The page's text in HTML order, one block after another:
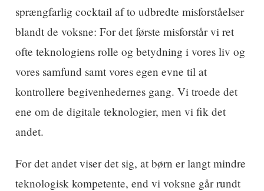
sprængfarlig cocktail af to udbredte misforståelser
blandt de voksne: For det første misforstår vi ret
ofte teknologiens rolle og betydning i vores liv og
vores samfund samt vores egen evne til at
kontrollere begivenhedernes gang. Vi troede det
ene om de digitale teknologier, men vi fik det
andet.
For det andet viser det sig, at børn er langt mindre
teknologisk kompetente, end vi voksne går rundt